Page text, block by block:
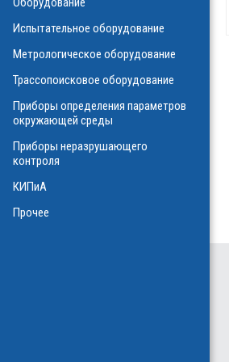
Испытательное оборудование
Метрологическое оборудование
Трассопоисковое оборудование
Приборы определения параметров
окружающей среды
Приборы неразрушающего
контроля
КИПиА
Прочее
оборудования
масле
физических